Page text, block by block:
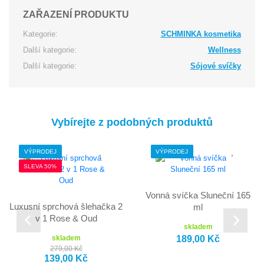
ZAŘAZENÍ PRODUKTU
Kategorie:
SCHMINKA kosmetika
Další kategorie:
Wellness
Další kategorie:
Sójové svíčky
Vybírejte z podobných produktů
VÝPRODEJ
SLEVA 50%
Luxusní sprchová šlehačka 2
v 1 Rose & Oud
skladem
279,00 Kč
139,00 Kč
VÝPRODEJ
Vonná svíčka Sluneční 165
ml
skladem
189,00 Kč